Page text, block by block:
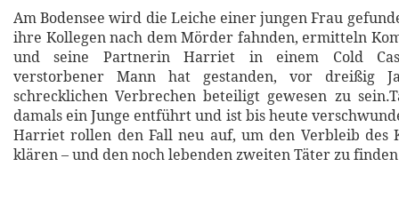
Am Bodensee wird die Leiche einer jungen Frau
ihre Kollegen nach dem Mörder fahnden, ermitteln
und seine Partnerin Harriet in einem Cold
verstorbener Mann hat gestanden, vor dreißig
schrecklichen Verbrechen beteiligt gewesen zu
damals ein Junge entführt und ist bis heute
Harriet rollen den Fall neu auf, um den Verbleib des
klären – und den noch lebenden zweiten Täter zu